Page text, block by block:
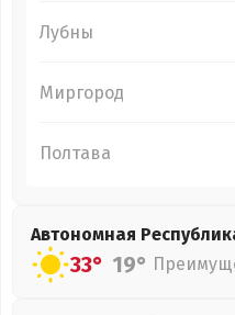
Лубны
Миргород
Полтава
Автономная
33° 19°